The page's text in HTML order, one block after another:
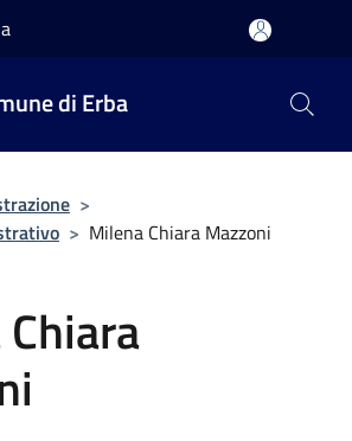
di Erba
>
> Milena Chiara Mazzoni